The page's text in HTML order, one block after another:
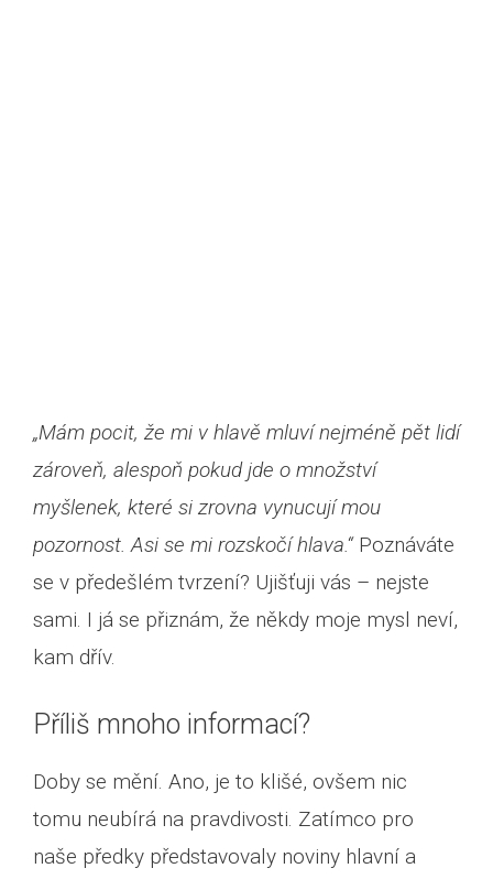
„Mám pocit, že mi v hlavě mluví nejméně pět lidí
zároveň, alespoň pokud jde o množství
myšlenek, které si zrovna vynucují mou
pozornost. Asi se mi rozskočí hlava.“Poznáváte
se v předešlém tvrzení? Ujišťuji vás – nejste
sami. I já se přiznám, že někdy moje mysl neví,
kam dřív.
Příliš mnoho informací?
Doby se mění. Ano, je to klišé, ovšem nic
tomu neubírá na pravdivosti. Zatímco pro
naše předky představovaly noviny hlavní a